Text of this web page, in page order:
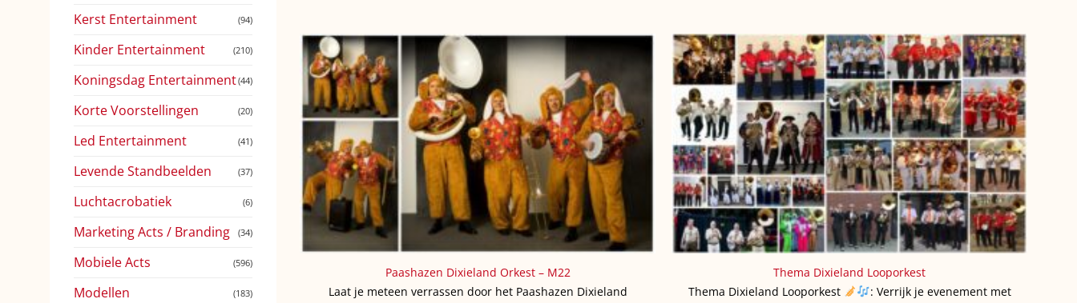
Kerst Entertainment (94)
Kinder Entertainment (210)
Koningsdag Entertainment(44)
Korte Voorstellingen (20)
Led Entertainment (41)
Levende Standbeelden (37)
Luchtacrobatiek (6)
Marketing Acts / Branding (34)
Mobiele Acts (596)
Modellen (183)
Paashazen Dixieland Orkest – M22
Laat je meteen verrassen door het Paashazen Dixieland
Thema Dixieland Looporkest
Thema Dixieland Looporkest
: Verrijk je evenement met